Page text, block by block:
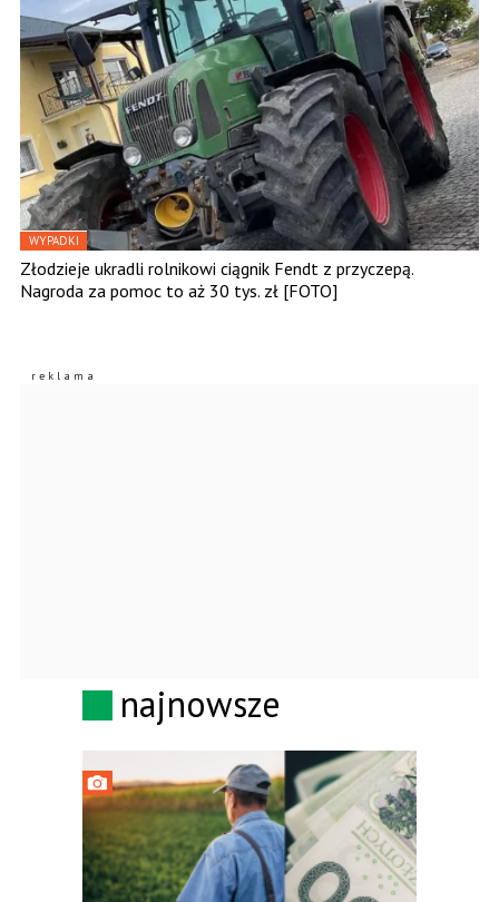
WYPADKI
Złodzieje ukradli rolnikowi ciągnik Fendt z przyczepą.
Nagroda za pomoc to aż 30 tys. zł [FOTO]
najnowsze